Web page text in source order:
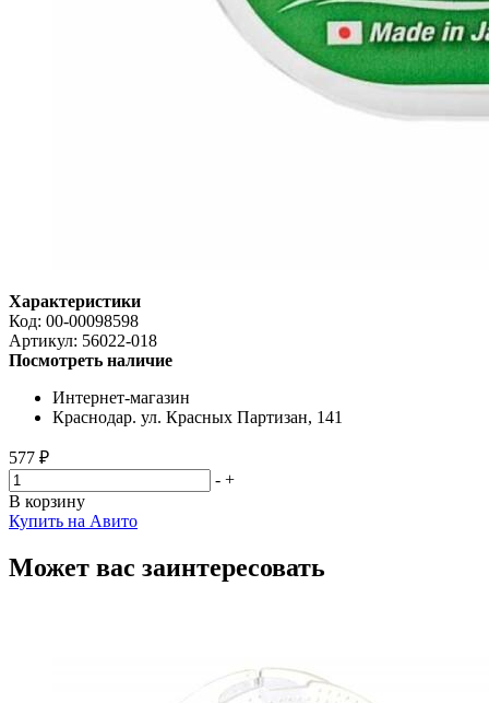
Характеристики
Код: 00-00098598
Артикул: 56022-018
Посмотреть наличие
Интернет-магазин
Краснодар. ул. Красных Партизан, 141
577 ₽
- +
В корзину
Купить на Авито
Может вас заинтересовать